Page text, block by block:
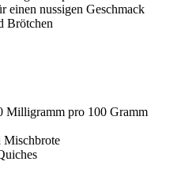
einen nussigen Geschmack
Brötchen
Milligramm pro 100 Gramm
Mischbrote